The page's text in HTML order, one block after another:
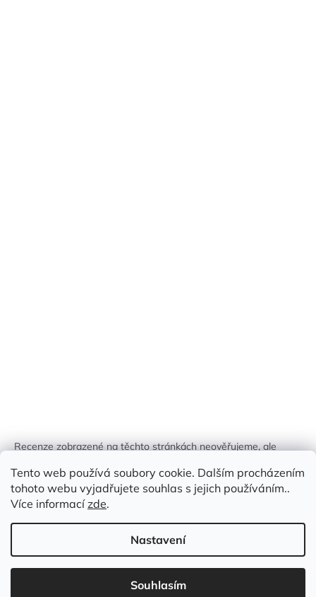
Tento web používá soubory cookie. Dalším procházením
tohoto webu vyjadřujete souhlas s jejich používáním..
Více informacízde.
Nastavení
Souhlasím
Recenze zobrazené na těchto stránkách neověřujeme, ale
identifikován.
Vytvořil Shoptet
Zlatá Žirafa. Všechna práva vyhrazena.